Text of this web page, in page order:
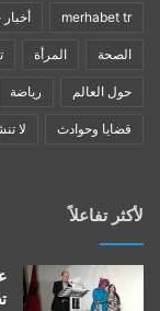
merhabet tr
الصحة المرأة
حول العالم رياضة
قضايا وحوادث لا
لأكثر تفاعلاً